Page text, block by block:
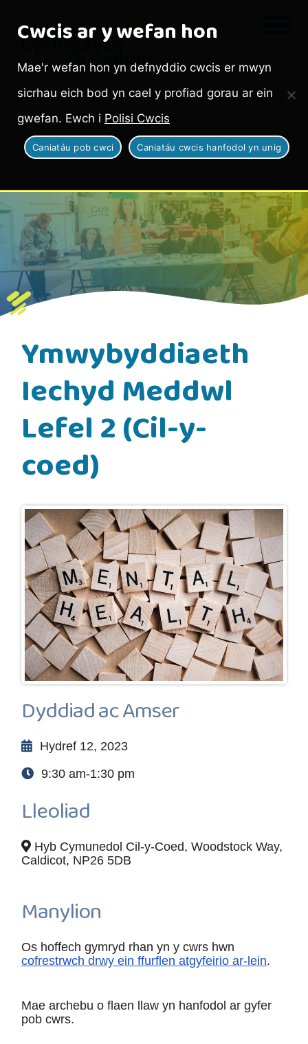
Cwcis ar y wefan hon
Mae'r wefan hon yn defnyddio cwcis er mwyn
sicrhau eich bod yn cael y profiad gorau ar ein
gwefan. Ewch i Polisi Cwcis
Caniatáu pob cwci Caniatáu cwcis hanfodol yn unig
Ymwybyddiaeth
Iechyd Meddwl
Lefel 2 (Cil-y-
coed)
Dyddiad ac Amser
Hydref 12, 2023
9:30 am-1:30 pm
Lleoliad
Hyb Cymunedol Cil-y-Coed, Woodstock Way,
Caldicot, NP26 5DB
Manylion
Os hoffech gymryd rhan yn y cwrs hwn
cofrestrwch drwy ein ffurflen atgyfeirio ar-lein.
Mae archebu o flaen llaw yn hanfodol ar gyfer
pob cwrs.